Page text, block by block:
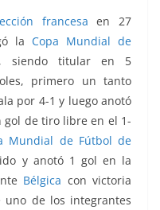
francesa en 27
la Copa Mundial de
siendo titular en 5
primero un tanto
por 4-1 y luego anotó
gol de tiro libre en el 1-
Mundial de Fútbol de
y anotó 1 gol en la
Bélgica con victoria
uno de los integrantes